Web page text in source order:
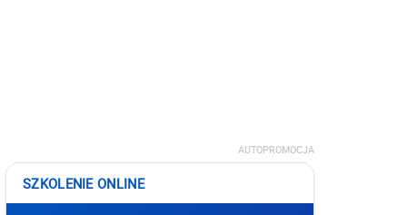
AUTOPROMOCJA
SZKOLENIE ONLINE